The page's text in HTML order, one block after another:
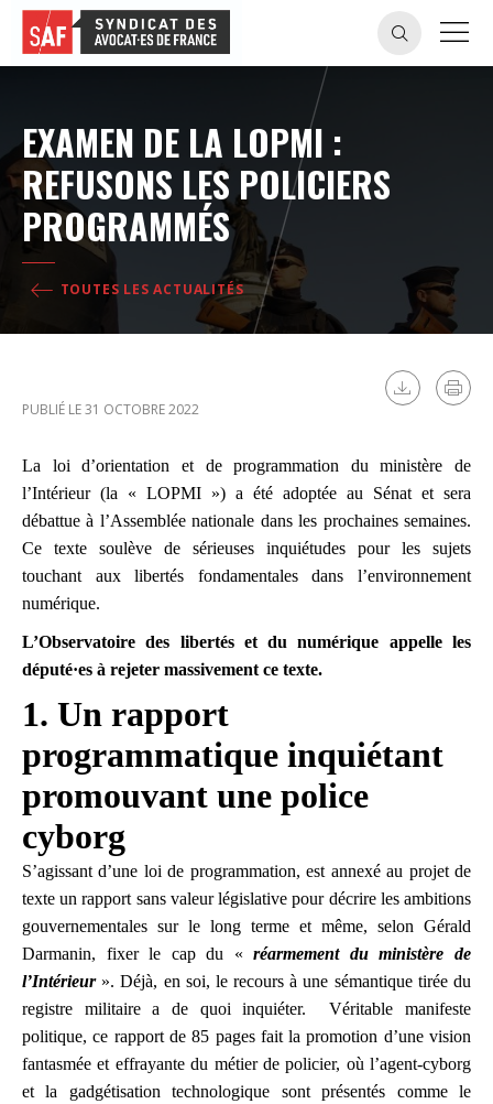
EXAMEN DE LA LOPMI :
REFUSONS LES POLICIERS
PROGRAMMÉS
TOUTES LES ACTUALITÉS
PUBLIÉ LE 31 OCTOBRE 2022
La loi d’orientation et de programmation du ministère de
l’Intérieur (la « LOPMI ») a été adoptée au Sénat et sera
débattue à l’Assemblée nationale dans les prochaines semaines.
Ce texte soulève de sérieuses inquiétudes pour les sujets
touchant aux libertés fondamentales dans l’environnement
numérique.
L’Observatoire des libertés et du numérique appelle les
député·es à rejeter massivement ce texte.
1. Un rapport
programmatique inquiétant
promouvant une police
cyborg
S’agissant d’une loi de programmation, est annexé au projet de
texte un rapport sans valeur législative pour décrire les ambitions
gouvernementales sur le long terme et même, selon Gérald
Darmanin, fixer le cap du «réarmement du ministère de
l’Intérieur». Déjà, en soi, le recours à une sémantique tirée du
registre militaire a de quoi inquiéter. Véritable manifeste
politique, ce rapport de 85 pages fait la promotion d’une vision
fantasmée et effrayante du métier de policier, où l’agent-cyborg
et la gadgétisation technologique sont présentés comme le